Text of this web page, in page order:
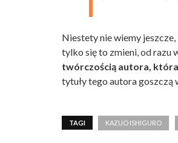
Niestety nie wiemy
tylko się to zmieni, od razu
twórczością autora,
tytuły tego autora
TAGI KAZUO ISHIGURO